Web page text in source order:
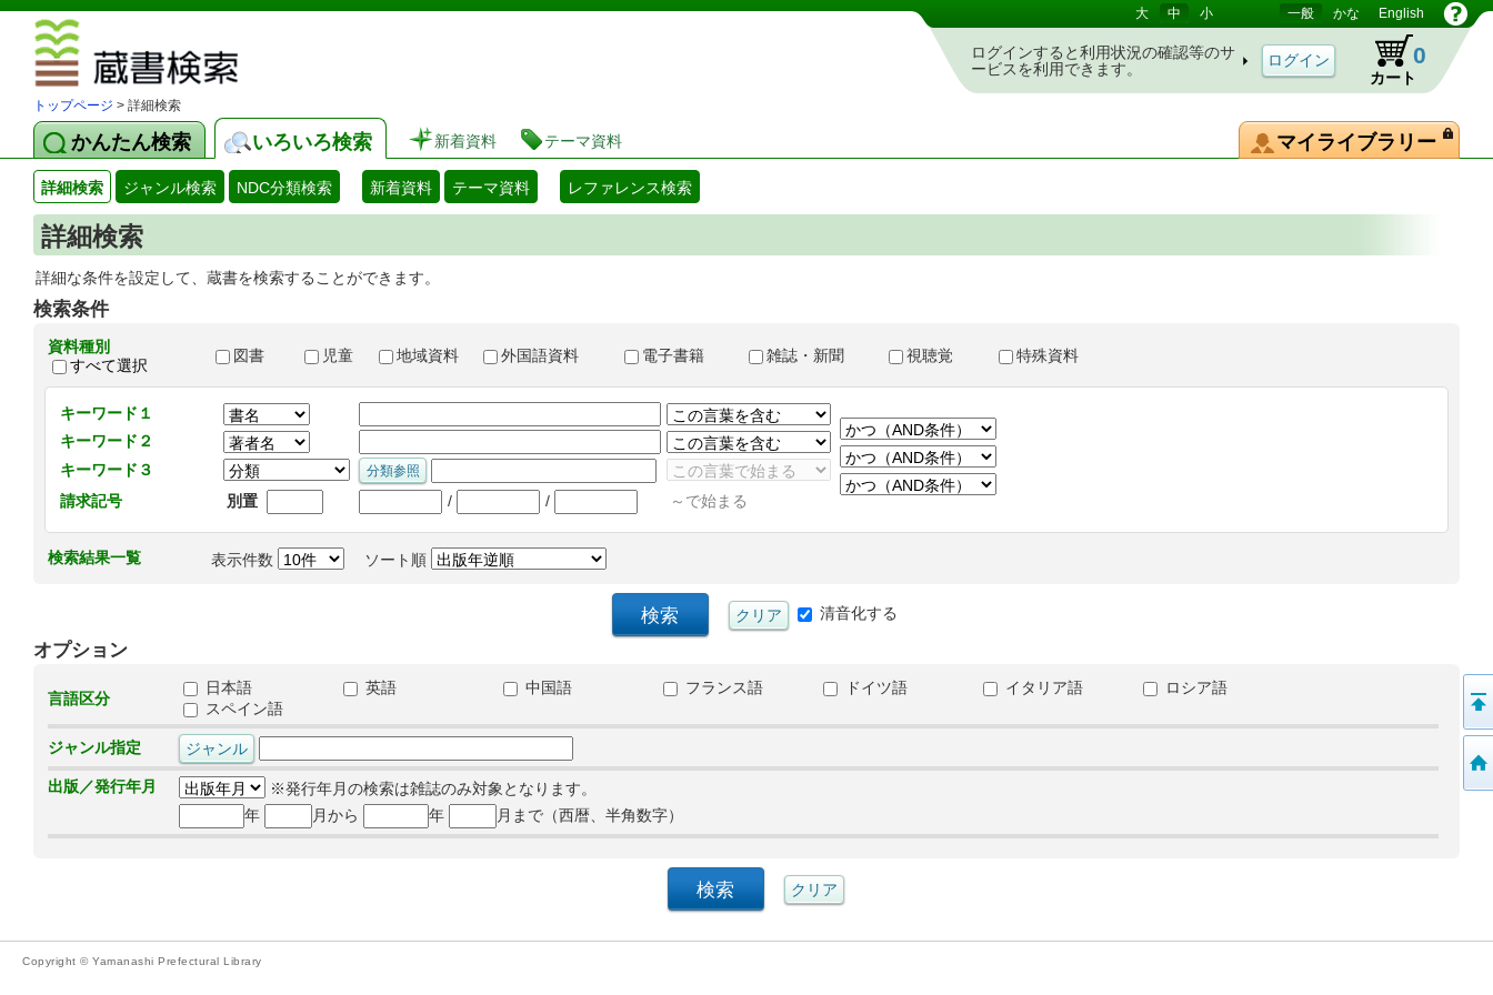
大 中 小 一般 かな English
ログインすると利用状況の確認等のサ
ービスを利用できます。
カート
0
トップページ > 詳細検索
かんたん検索 いろいろ検索 新着資料 テーマ資料 マイライブラリー
詳細検索 ジャンル検索 NDC分類検索 新着資料 テーマ資料 レファレンス検索
詳細検索
詳細な条件を設定して、蔵書を検索することができます。
検索条件
資料種別
すべて選択
図書 児童 地域資料 外国語資料 電子書籍 雑誌・新聞 視聴覚 特殊資料
キーワード１
キーワード２
キーワード３
請求記号
別置 / / ～で始まる
検索結果一覧 表示件数 ソート順
清音化する
オプション
言語区分
日本語 英語 中国語 フランス語 ドイツ語 イタリア語
ロシア語
スペイン語
ジャンル指定
出版／発行年月
※発行年月の検索は雑誌のみ対象となります。
年
月から 年 月まで（西暦、半角数字）
Copyright © Yamanashi Prefectural Library